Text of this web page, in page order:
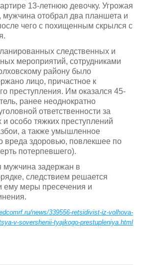
13-летнюю девочку. Угрожая
мужчина отобрал два планшета и
чего с похищенным скрылся с
следственных и
мероприятий, сотрудниками
району было
лицо, причастное к
преступления. Им оказался 45-
ранее неоднократно
ответственности за
особо тяжких преступлений
а также умышленное
вреда здоровью, повлекшее по
потерпевшего).
мужчина задержан в
следствием решается
ему меры пресечения и
news/339556-retsidivist-iz-volhova-
v-sovershenii-tyajkogo-prestupleniya.html